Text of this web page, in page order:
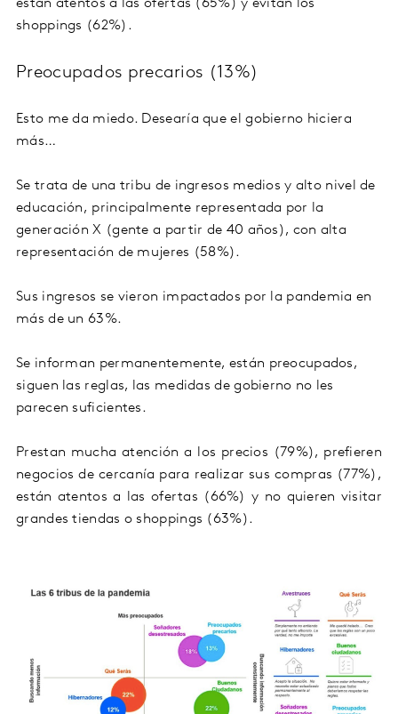
están atentos a las ofertas (65%) y evitan los
shoppings (62%).
Preocupados precarios (13%)
Esto me da miedo. Desearía que el gobierno hiciera
más…
Se trata de una tribu de ingresos medios y alto nivel de
educación, principalmente representada por la
generación X (gente a partir de 40 años), con alta
representación de mujeres (58%).
Sus ingresos se vieron impactados por la pandemia en
más de un 63%.
Se informan permanentemente, están preocupados,
siguen las reglas, las medidas de gobierno no les
parecen suficientes.
Prestan mucha atención a los precios (79%), prefieren
negocios de cercanía para realizar sus compras (77%),
están atentos a las ofertas (66%) y no quieren visitar
grandes tiendas o shoppings (63%).